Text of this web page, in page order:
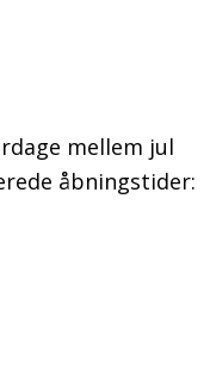
mellem jul
åbningstider: